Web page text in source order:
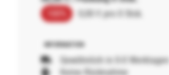
0,00 € pro 0 Stck.
Gewöhnlich in 0-0 Werktagen
Keine Rücknahme